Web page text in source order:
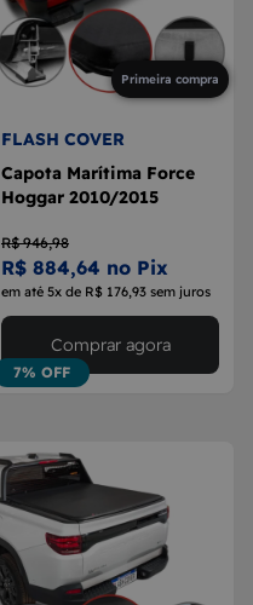
Primeira compra
FLASH COVER
Capota Marítima Force
Hoggar 2010/2015
R$ 946,98
R$ 884,64 no Pix
em até 5x de R$ 176,93 sem juros
7% OFF
Comprar agora